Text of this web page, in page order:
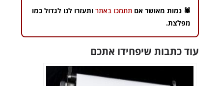
🕷️ נמות מאושר אם תתמכו באתר ותעזרו לנו לגדול כמו
מפלצת.
עוד כתבות שיפחידו אתכם